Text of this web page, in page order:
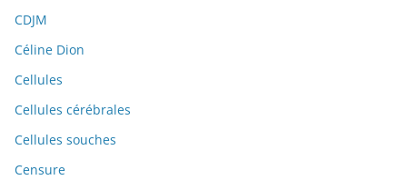
CDJM
Céline Dion
Cellules
Cellules cérébrales
Cellules souches
Censure